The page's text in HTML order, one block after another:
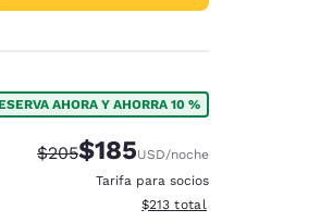
AHORA Y AHORRA 10 %
Precio tachado:
$205Precio con descuento:
$185USD/noche
Tarifa para socios
Ver detalles del total
$213 total